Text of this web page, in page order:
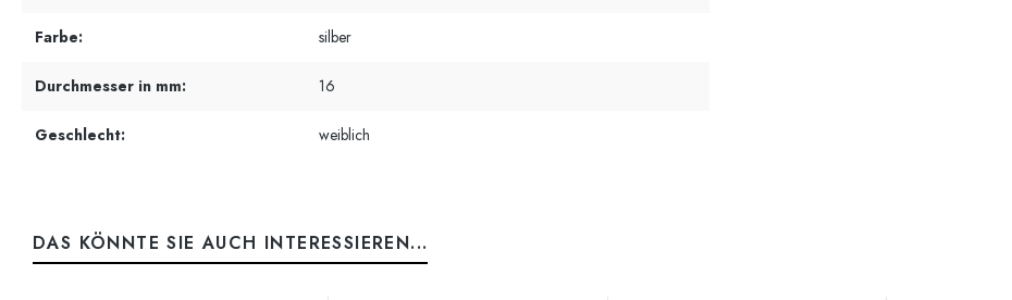
Farbe: silber
Durchmesser in mm: 16
Geschlecht: weiblich
DAS KÖNNTE SIE AUCH INTERESSIEREN...